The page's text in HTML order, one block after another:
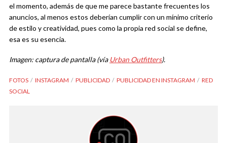
el momento, además de que me parece bastante frecuentes los
anuncios, al menos estos deberían cumplir con un mínimo criterio
de estilo y creatividad, pues como la propia red social se define,
esa es su esencia.
Imagen: captura de pantalla (vía Urban Outfitters).
FOTOS INSTAGRAM PUBLICIDAD PUBLICIDAD EN INSTAGRAM
RED
SOCIAL